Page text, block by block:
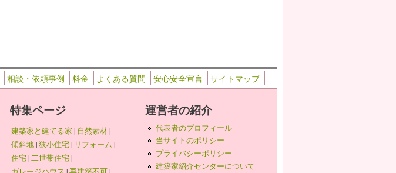
相談・依頼事例 料金 よくある質問 安心安全宣言 サイトマップ
特集ページ
建築家と建てる家 | 自然素材|
傾斜地|狭小住宅| リフォーム |
住宅|二世帯住宅|
運営者の紹介
代表者のプロフィール
当サイトのポリシー
プライバシーポリシー
建築家紹介センターについて